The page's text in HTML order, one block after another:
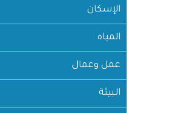
الإسكان
المياه
عمل وعمال
البيئة